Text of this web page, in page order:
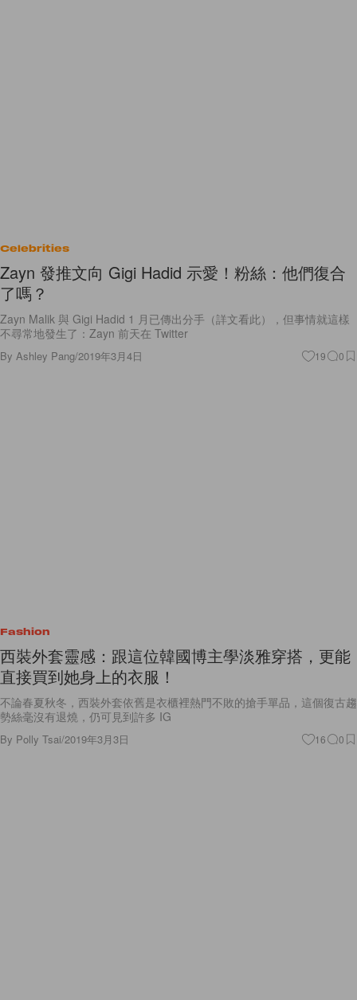
Celebrities
Zayn 發推文向 Gigi Hadid 示愛！粉絲：他們復合
了嗎？
Zayn Malik 與 Gigi Hadid 1 月已傳出分手（詳文看此），但事情就這樣
不尋常地發生了：Zayn 前天在 Twitter
By Ashley Pang/2019年3月4日 19 0
Fashion
西裝外套靈感：跟這位韓國博主學淡雅穿搭，更能
直接買到她身上的衣服！
不論春夏秋冬，西裝外套依舊是衣櫃裡熱門不敗的搶手單品，這個復古趨
勢絲毫沒有退燒，仍可見到許多 IG
By Polly Tsai/2019年3月3日 16 0